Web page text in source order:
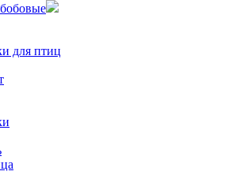
для птиц